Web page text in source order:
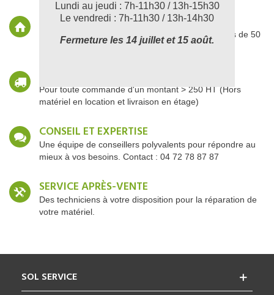
MAGASIN PHYSIQUE
Magasin situé dans la région lyonnaise depuis plus de 50
Pour toute commande d'un montant > 250 HT (Hors
matériel en location et livraison en étage)
CONSEIL ET EXPERTISE
Une équipe de conseillers polyvalents pour répondre au
mieux à vos besoins. Contact : 04 72 78 87 87
SERVICE APRÈS-VENTE
Des techniciens à votre disposition pour la réparation de
votre matériel.
SOL SERVICE
Lundi au jeudi : 7h-11h30 / 13h-15h30
Le vendredi : 7h-11h30 / 13h-14h30
Fermeture les 14 juillet et 15 août.